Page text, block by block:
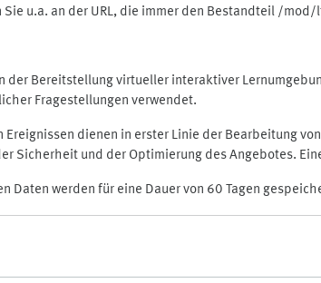
Sie u.a. an der URL, die immer den Bestandteil /
der Bereitstellung virtueller interaktiver
Fragestellungen verwendet.
Ereignissen dienen in erster Linie der Bearbeitung
Sicherheit und der Optimierung des Angebotes.
Daten werden für eine Dauer von 60 Tagen